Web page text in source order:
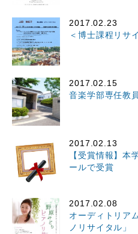
2017.02.23
＜博士課程リサ
2017.02.15
音楽学部専任教
2017.02.13
【受賞情報】本
ールで受賞
2017.02.08
オーディトリア
ノリサイタル」